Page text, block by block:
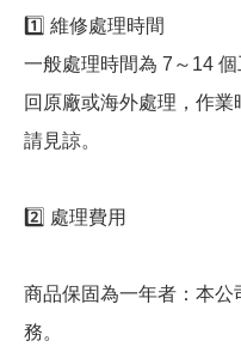
1️⃣ 維修處理時間
一般處理時間為 7～14
回原廠或海外處理，作
請見諒。
2️⃣ 處理費用
商品保固為一年者：本公
務。